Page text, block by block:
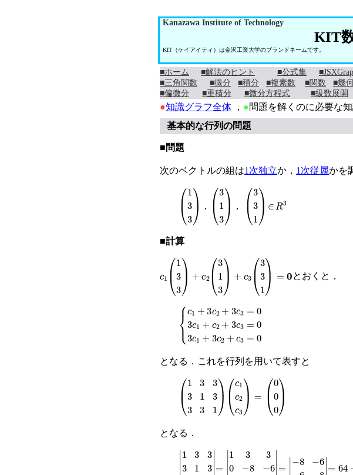
Kanazawa Institute of Technology
KIT
KIT（ケイアイティ）は金沢工業大学のブランドネームです。
■ホーム ■解法のヒント ■公式集
■三角関数
■微分 ■積分 ■複素数 ■関数 ■幾
■偏微分
■重積分 ■微分方程式 ■級数展開
●知識グラフ全体 ， ●問題を解くのに必要な
基本的な行列の問題
■問題
次のベクトルの組は1次独立か， 1次従属かを
1 33 ， 3 13 ， 3 31 ∈ 3
■計算
1 33 + 3 + c3 =0 とおくと，
c1+ 2 3 c = 03 +
となる．これを行列を用いて表すと
1 33 1 33 1 c1 c2 c 0 0
となる．
13 3 33 33 8 − 88−6 6−8 64 −